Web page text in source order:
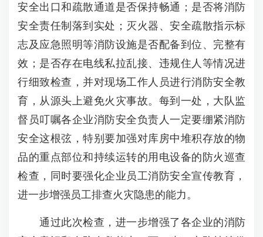
安全出口和疏散通道是否保持畅通；是否将消防
安全责任制落到实处；灭火器、安全疏散指示标
志及应急照明等消防设施是否配备到位、完整有
效；是否存在电线私拉乱接、违规住人等情况进
行细致检查，并对现场工作人员进行消防安全教
育，从源头上避免火灾事故。每到一处，大队监
督员叮嘱各企业消防安全负责人一定要绷紧消防
安全这根弦，特别要加强对库房中堆积存放的物
品的重点部位和持续运转的用电设备的防火巡查
检查，同时要强化企业员工消防安全宣传教育，
进一步增强员工排查火灾隐患的能力。
通过此次检查，进一步增强了各企业的消防